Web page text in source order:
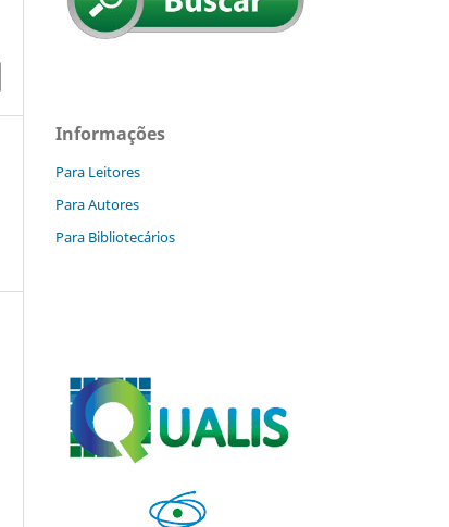
Informações
Para Leitores
Para Autores
Para Bibliotecários